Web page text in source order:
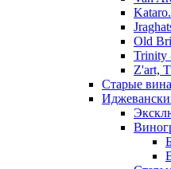
Old
Trinity
Z'art,
Старые вина